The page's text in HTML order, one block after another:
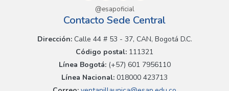
@esapoficial
Contacto Sede Central
Dirección:Calle 44 # 53 - 37, CAN, Bogotá D.C.
Código postal: 111321
Línea Bogotá:(+57) 601 7956110
Línea Nacional: 018000 423713